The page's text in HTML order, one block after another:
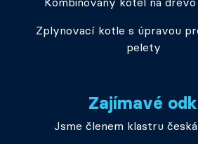
Zplynovací kotle s úpravou
pelety
Zajímavé
Jsme členem klastru